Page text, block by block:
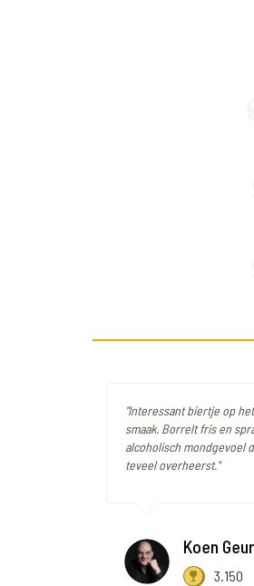
"Interessant biertje op
smaak. Borrelt fris en
alcoholisch mondgevoel
teveel overheerst."
Koen
3.150